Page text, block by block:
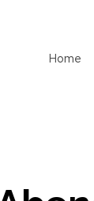
Home